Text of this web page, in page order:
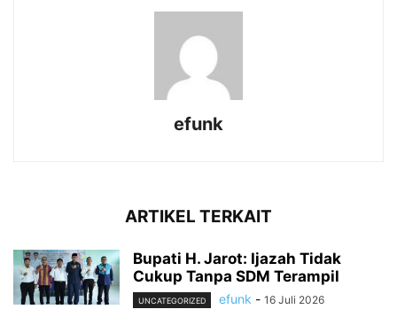
efunk
ARTIKEL TERKAIT
Bupati H. Jarot: Ijazah Tidak
Cukup Tanpa SDM Terampil
UNCATEGORIZED efunk - 16 Juli 2026